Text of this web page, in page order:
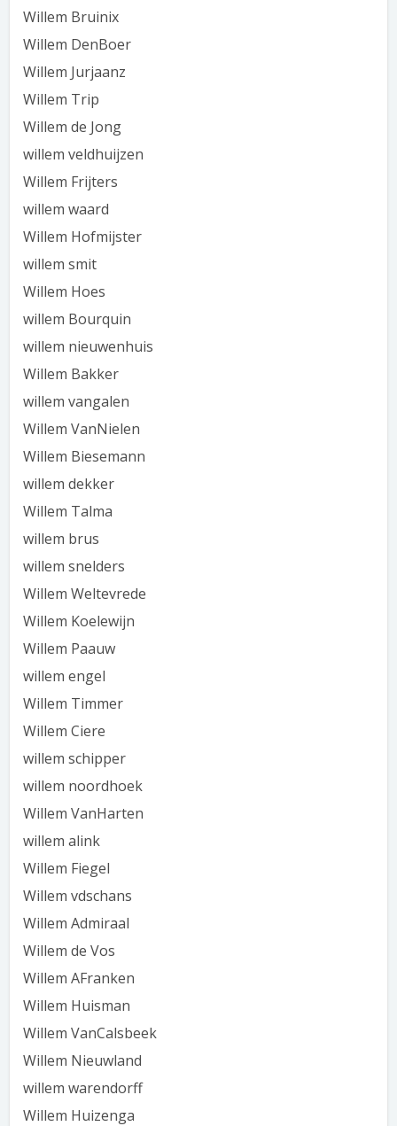
Willem Bruinix
Willem DenBoer
Willem Jurjaanz
Willem Trip
Willem de Jong
willem veldhuijzen
Willem Frijters
willem waard
Willem Hofmijster
willem smit
Willem Hoes
willem Bourquin
willem nieuwenhuis
Willem Bakker
willem vangalen
Willem VanNielen
Willem Biesemann
willem dekker
Willem Talma
willem brus
willem snelders
Willem Weltevrede
Willem Koelewijn
Willem Paauw
willem engel
Willem Timmer
Willem Ciere
willem schipper
willem noordhoek
Willem VanHarten
willem alink
Willem Fiegel
Willem vdschans
Willem Admiraal
Willem de Vos
Willem AFranken
Willem Huisman
Willem VanCalsbeek
Willem Nieuwland
willem warendorff
Willem Huizenga